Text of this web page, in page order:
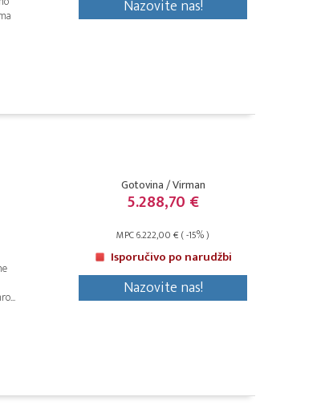
Nazovite nas!
Gotovina / Virman
5.288,70 €
MPC 6.222,00 € ( -15% )
Isporučivo po narudžbi
Nazovite nas!